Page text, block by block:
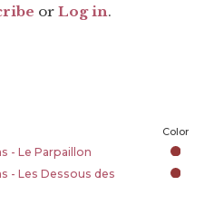
orLog in.
Color
- Le Parpaillon
- Les Dessous des